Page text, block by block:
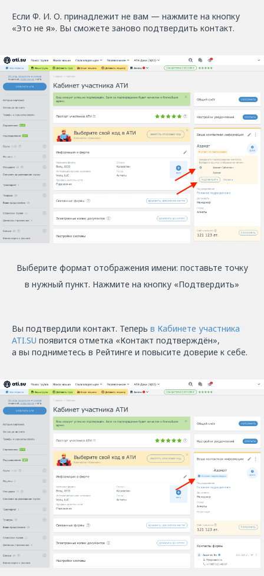
Если Ф. И. О. принадлежит не вам — нажмите на кнопку
«Это не я». Вы сможете заново подтвердить контакт.
Выберите формат отображения имени: поставьте точку
в нужный пункт. Нажмите на кнопку «Подтвердить»
Вы подтвердили контакт. Теперь в Кабинете участника
ATI.SU появится отметка «Контакт подтверждён»,
а вы подниметесь в Рейтинге и повысите доверие к себе.